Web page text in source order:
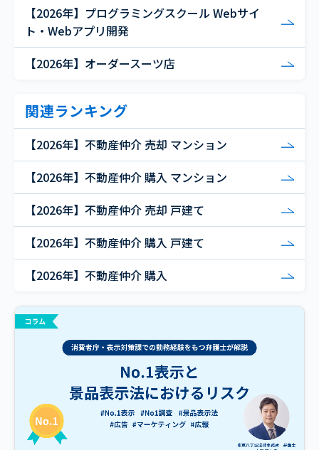
【2026年】プログラミングスクール Webサイ
ト・Webアプリ開発
【2026年】オーダースーツ店
関連ランキング
【2026年】不動産仲介 売却 マンション
【2026年】不動産仲介 購入 マンション
【2026年】不動産仲介 売却 戸建て
【2026年】不動産仲介 購入 戸建て
【2026年】不動産仲介 購入